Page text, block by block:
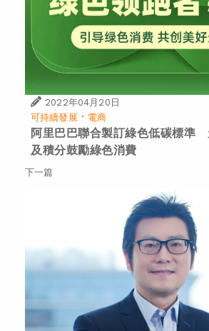
2022年04月20日
可持續發展 · 電商
阿里巴巴聯合製訂綠色低碳標準
及積分鼓勵綠色消費
下一篇